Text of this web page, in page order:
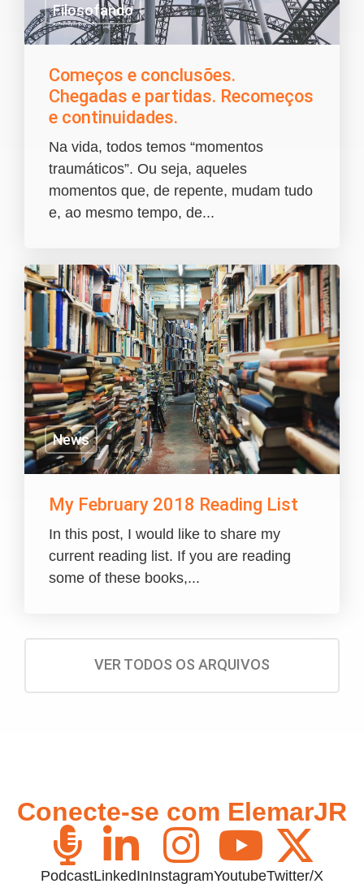
Filosofando
Começos e conclusões.
Chegadas e partidas. Recomeços
e continuidades.
Na vida, todos temos “momentos
traumáticos”. Ou seja, aqueles
momentos que, de repente, mudam tudo
e, ao mesmo tempo, de...
News
My February 2018 Reading List
In this post, I would like to share my
current reading list. If you are reading
some of these books,...
VER TODOS OS ARQUIVOS
Conecte-se com ElemarJR
PodcastLinkedInInstagramYoutubeTwitter/X